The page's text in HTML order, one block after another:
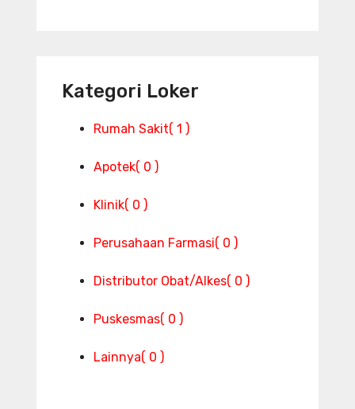
Kategori Loker
Rumah Sakit( 1 )
Apotek( 0 )
Klinik( 0 )
Perusahaan Farmasi( 0 )
Distributor Obat/Alkes( 0 )
Puskesmas( 0 )
Lainnya( 0 )